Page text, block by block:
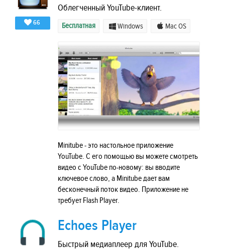
66
Облегченный YouTube-клиент.
Бесплатная Windows Mac OS
Minitube - это настольное приложение
YouTube. С его помощью вы можете смотреть
видео с YouTube по-новому: вы вводите
ключевое слово, а Minitube дает вам
бесконечный поток видео. Приложение не
требует Flash Player.
Echoes Player
Быстрый медиаплеер для YouTube.